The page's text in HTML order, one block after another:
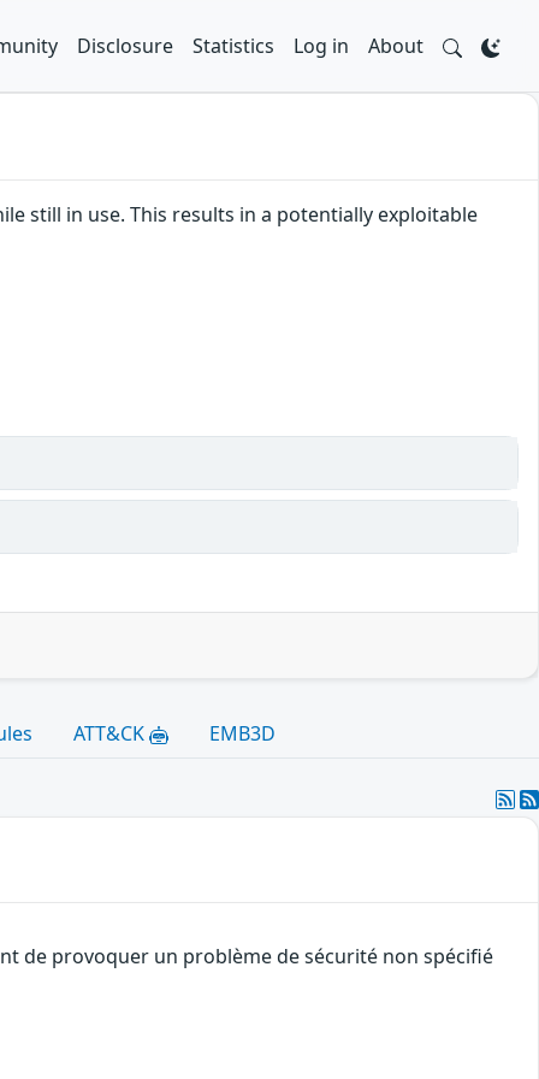
Disclosure Statistics Log in About
still in use. This results in a potentially exploitable
ATT&CK EMB3D
de provoquer un problème de sécurité non spécifié